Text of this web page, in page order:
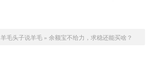
羊毛头子说羊毛» 余额宝不给力，求稳还能买啥？